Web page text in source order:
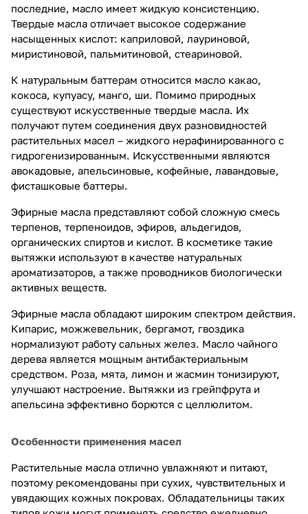
последние, масло имеет жидкую консистенцию.
Твердые масла отличает высокое содержание
насыщенных кислот: каприловой, лауриновой,
миристиновой, пальмитиновой, стеариновой.
К натуральным баттерам относится масло какао,
кокоса, купуасу, манго, ши. Помимо природных
существуют искусственные твердые масла. Их
получают путем соединения двух разновидностей
растительных масел – жидкого нерафинированного с
гидрогенизированным. Искусственными являются
авокадовые, апельсиновые, кофейные, лавандовые,
фисташковые баттеры.
Эфирные масла представляют собой сложную смесь
терпенов, терпеноидов, эфиров, альдегидов,
органических спиртов и кислот. В косметике такие
вытяжки используют в качестве натуральных
ароматизаторов, а также проводников биологически
активных веществ.
Эфирные масла обладают широким спектром действия.
Кипарис, можжевельник, бергамот, гвоздика
нормализуют работу сальных желез. Масло чайного
дерева является мощным антибактериальным
средством. Роза, мята, лимон и жасмин тонизируют,
улучшают настроение. Вытяжки из грейпфрута и
апельсина эффективно борются с целлюлитом.
Особенности применения масел
Растительные масла отлично увлажняют и питают,
поэтому рекомендованы при сухих, чувствительных и
увядающих кожных покровах. Обладательницы таких